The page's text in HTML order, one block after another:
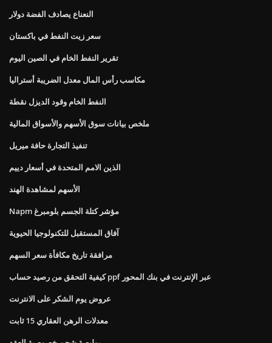
النعناع يصادف الفضة دولار
سعر زيت النفط في باكستان
تقرير النفط الخام في الصين اليوم
مكاسب رأس المال معدل الضريبة أستراليا
النفط الخام وقود الديزل نقطة
ملخص بيانات سوق الأسهم والأسواق المالية
تنفيذ التجارة حافة ميريل
الذين الامم المتحدة في أسعار دييم
الأسهم لمشاهدة الهند
Napm مؤشر كتلة الجسم بلومبرغ
آفاق المستقبل للتكنولوجيا الحيوية
مرافقة تاريخ مكافأة سعر السهم
كيفية التحقق من رصيد حساب ppf عبر الإنترنت في بنك المحور
عروض يوم الشكر على الانترنت
معدلات الرهن العقاري 15 ثابت